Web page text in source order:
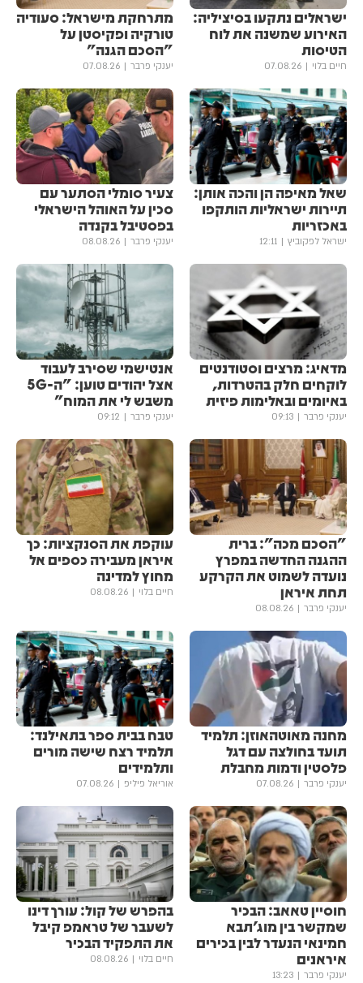
ישראלים נתקעו בסיציליה:
האירוע שמשנה את לוח
הטיסות
חיים בלוי 07.08.26
מתרחקת מישראל: סעודיה
טורקיה ופקיסטן על
"הסכם הגנה"
יענקי פרבר 07.08.26
שאל מאיפה הן והכה אותן:
תיירות ישראליות הותקפו
באכזריות
ישראל לפקוביץ 12:11
צעיר סומלי הסתער עם
סכין על האוהל הישראלי
בפסטיבל בקנדה
יענקי פרבר 08.08.26
מדאיג: מרצים וסטודנטים
לוקחים חלק בהטרדות,
באיומים ובאלימות פיזית
יענקי פרבר 09:13
אנטישמי שסירב לעבוד
אצל יהודים טוען: "ה-5G
משבש לי את המוח"
יענקי פרבר 09:12
"הסכם מכה": ברית
ההגנה החדשה במפרץ
נועדה לשמוט את הקרקע
תחת איראן
יענקי פרבר 08.08.26
עוקפת את הסנקציות: כך
איראן מעבירה כספים אל
מחוץ למדינה
חיים בלוי 08.08.26
מחנה מאוטהאוזן: תלמיד
תועד בחולצה עם דגל
פלסטין ודמות מחבלת
יענקי פרבר 07.08.26
טבח בבית ספר בתאילנד:
תלמיד רצח שישה מורים
ותלמידים
אוריאל פיליפ 07.08.26
חוסיין טאאב: הבכיר
שמקשר בין מוג'תבא
חמינאי הנעדר לבין בכירים
איראנים
יענקי פרבר 13:23
בהפרש של קול: עורך דינו
לשעבר של טראמפ קיבל
את התפקיד הבכיר
חיים בלוי 08.08.26